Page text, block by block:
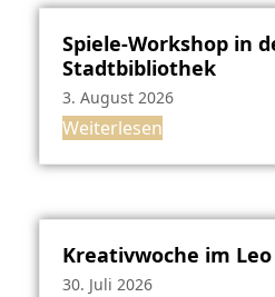
Spiele-Workshop in
Stadtbibliothek
3. August 2026
Weiterlesen
Kreativwoche im Leo
30. Juli 2026